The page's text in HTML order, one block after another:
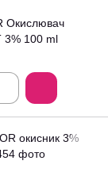
Окислювач
3% 100 ml